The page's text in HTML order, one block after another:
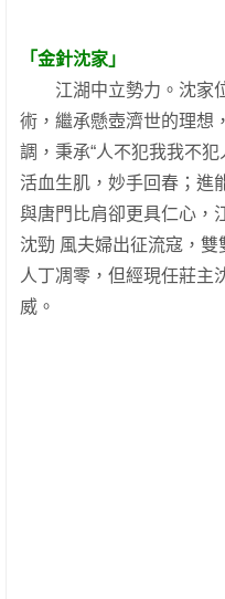
「金針沈家」
江湖中立勢力。沈家位
術，繼承懸壺濟世的理想
調，秉承“人不犯我我不
活血生肌，妙手回春；進
與唐門比肩卻更具仁心，
沈勁 風夫婦出征流寇，
人丁凋零，但經現任莊主
威。